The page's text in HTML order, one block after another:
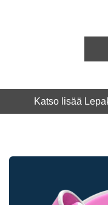
Katso lisää